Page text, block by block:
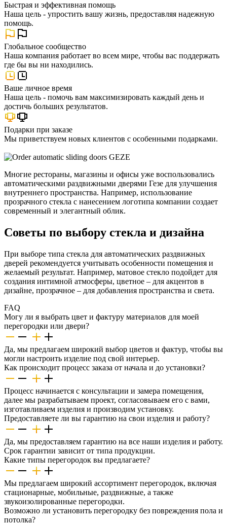
Быстрая и эффективная помощь
Наша цель - упростить вашу жизнь, предоставляя надежную
помощь.
Глобальное сообщество
Наша компания работает во всем мире, чтобы вас поддержать
где бы вы ни находились.
Ваше личное время
Наша цель - помочь вам максимизировать каждый день и
достичь больших результатов.
Подарки при заказе
Мы приветствуем новых клиентов с особенными подарками.
Многие рестораны, магазины и офисы уже воспользовались
автоматическими раздвижными дверями Гезе для улучшения
внутреннего пространства. Например, использование
прозрачного стекла с нанесением логотипа компании создает
современный и элегантный облик.
Советы по выбору стекла и дизайна
При выборе типа стекла для автоматических раздвижных
дверей рекомендуется учитывать особенности помещения и
желаемый результат. Например, матовое стекло подойдет для
создания интимной атмосферы, цветное – для акцентов в
дизайне, прозрачное – для добавления пространства и света.
FAQ
Могу ли я выбрать цвет и фактуру материалов для моей
перегородки или двери?
Да, мы предлагаем широкий выбор цветов и фактур, чтобы вы
могли настроить изделие под свой интерьер.
Как происходит процесс заказа от начала и до установки?
Процесс начинается с консультации и замера помещения,
далее мы разрабатываем проект, согласовываем его с вами,
изготавливаем изделия и производим установку.
Предоставляете ли вы гарантию на свои изделия и работу?
Да, мы предоставляем гарантию на все наши изделия и работу.
Срок гарантии зависит от типа продукции.
Какие типы перегородок вы предлагаете?
Мы предлагаем широкий ассортимент перегородок, включая
стационарные, мобильные, раздвижные, а также
звукоизолированные перегородки.
Возможно ли установить перегородку без повреждения пола и
потолка?